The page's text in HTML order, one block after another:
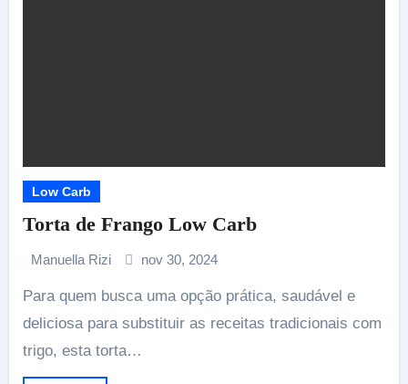
Low Carb
Torta de Frango Low Carb
Manuella Rizi nov 30, 2024
Para quem busca uma opção prática, saudável e
deliciosa para substituir as receitas tradicionais com
trigo, esta torta…